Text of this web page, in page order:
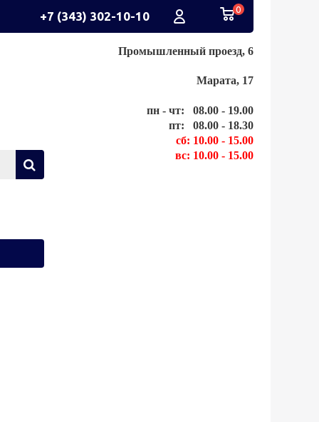
+7 (343) 302-10-10 0
Промышленный проезд, 6
Марата, 17
пн - чт: 08.00 - 19.00
пт: 08.00 - 18.30
сб: 10.00 - 15.00
вс: 10.00 - 15.00